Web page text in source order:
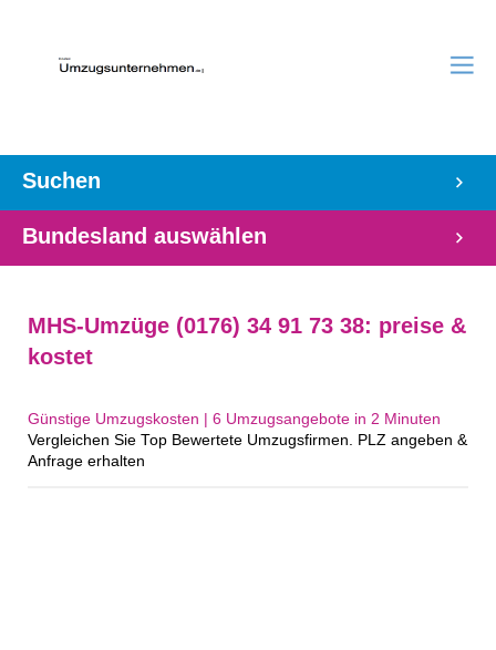
Suchen
Bundesland auswählen
MHS-Umzüge (0176) 34 91 73 38: preise &
kostet
Günstige Umzugskosten | 6 Umzugsangebote in 2 Minuten‎
Vergleichen Sie Top Bewertete Umzugsfirmen. PLZ angeben &
Anfrage erhalten